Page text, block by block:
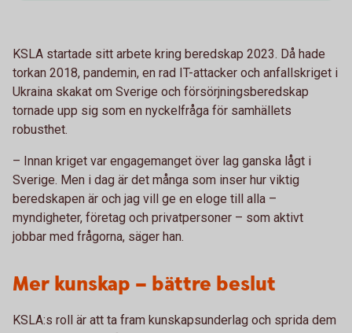
KSLA startade sitt arbete kring beredskap 2023. Då hade
torkan 2018, pandemin, en rad IT-attacker och anfallskriget i
Ukraina skakat om Sverige och försörjningsberedskap
tornade upp sig som en nyckelfråga för samhällets
robusthet.
– Innan kriget var engagemanget över lag ganska lågt i
Sverige. Men i dag är det många som inser hur viktig
beredskapen är och jag vill ge en eloge till alla –
myndigheter, företag och privatpersoner – som aktivt
jobbar med frågorna, säger han.
Mer kunskap – bättre beslut
KSLA:s roll är att ta fram kunskapsunderlag och sprida dem